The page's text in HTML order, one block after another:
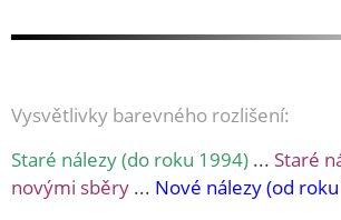
Vysvětlivky barevného rozlišení:
Staré nálezy (do roku 1994) ... Staré
novými sběry ... Nové nálezy (od